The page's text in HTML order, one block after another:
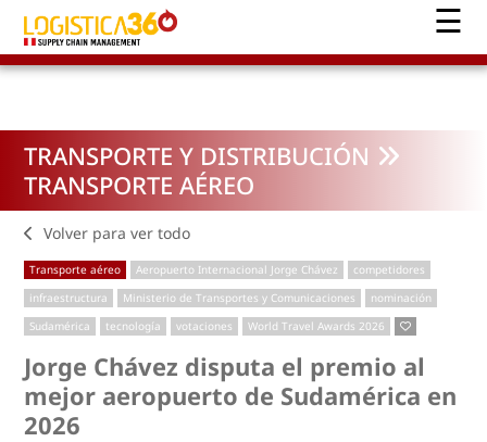
TRANSPORTE Y DISTRIBUCIÓN
TRANSPORTE AÉREO
Volver para ver todo
Transporte aéreo Aeropuerto Internacional Jorge Chávez
competidores
infraestructura
Ministerio de Transportes y Comunicaciones
nominación
Sudamérica
tecnología votaciones World Travel Awards 2026
Jorge Chávez disputa el premio al
mejor aeropuerto de Sudamérica en
2026